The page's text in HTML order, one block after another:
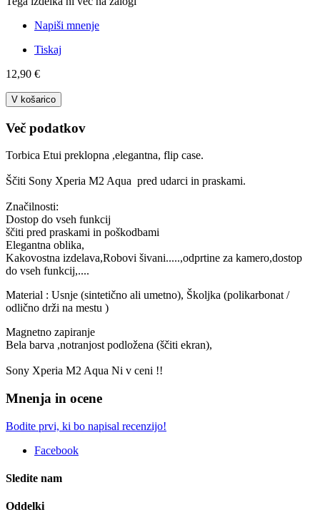
Napiši mnenje
Tiskaj
12,90 €
V košarico
Več podatkov
Torbica Etui preklopna ,elegantna, flip case.
Ščiti Sony Xperia M2 Aqua pred udarci in praskami.
Značilnosti:
Dostop do vseh funkcij
ščiti pred praskami in poškodbami
Elegantna oblika,
Kakovostna izdelava,Robovi šivani.....,odprtine za kamero,dostop
do vseh funkcij,....
Material : Usnje (sintetično ali umetno), Školjka (polikarbonat /
odlično drži na mestu )
Magnetno zapiranje
Bela barva ,notranjost podložena (ščiti ekran),
Sony Xperia M2 Aqua Ni v ceni !!
Mnenja in ocene
Bodite prvi, ki bo napisal recenzijo!
Facebook
Sledite nam
Oddelki